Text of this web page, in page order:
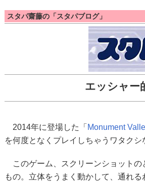
スタパ齋藤の「スタパブログ」
エッシャー
2014年に登場した「 Monument
を何度となくプレイしちゃうワタクシ
このゲーム、スクリーンショットの
もの。立体をうまく動かして、通れ